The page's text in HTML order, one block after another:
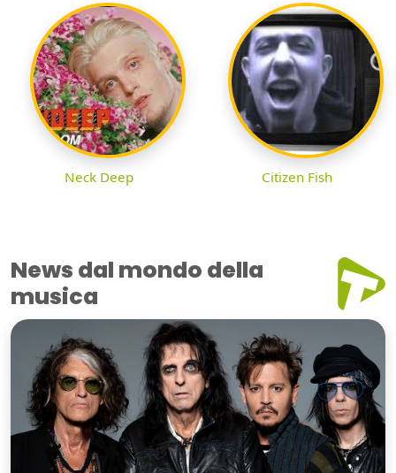
Neck Deep Citizen Fish
News dal mondo della
musica